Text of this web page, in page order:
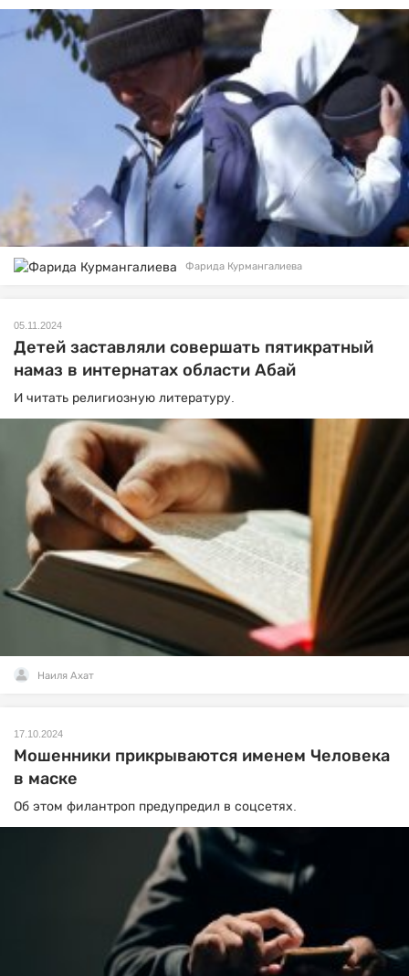
Фарида Курмангалиева
05.11.2024
Детей заставляли совершать пятикратный
намаз в интернатах области Абай
И читать религиозную литературу.
Наиля Ахат
17.10.2024
Мошенники прикрываются именем Человека
в маске
Об этом филантроп предупредил в соцсетях.